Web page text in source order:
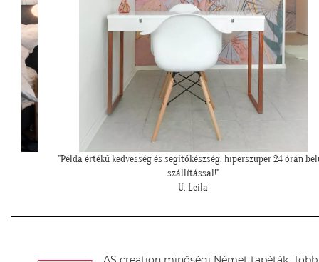
"Példa értékű kedvesség és segítőkészség, hiperszuper 24 órán
szállítással!"
U. Leila